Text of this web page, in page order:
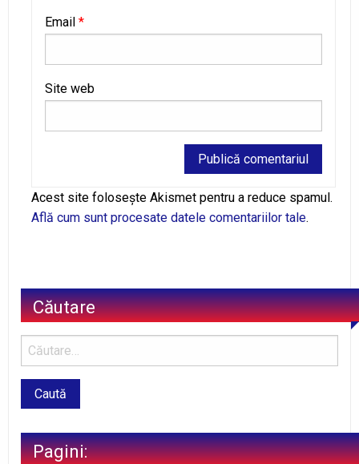
Email *
Site web
Alternative:
Acest site folosește Akismet pentru a reduce spamul.
Află cum sunt procesate datele comentariilor tale.
Căutare
Pagini: